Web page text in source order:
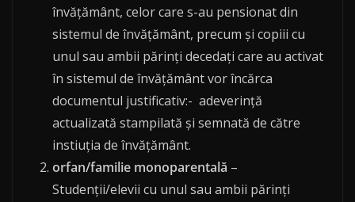
învățământ, celor care s-au pensionat din
sistemul de învățământ, precum și copiii cu
unul sau ambii părinți decedați care au activat
în sistemul de învățământ vor încărca
documentul justificativ:- adeverință
actualizată stampilată și semnată de către
instiuția de învățământ.
orfan/familie monoparentală –
Studenţii/elevii cu unul sau ambii părinţi